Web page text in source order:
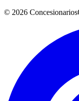
© 2026